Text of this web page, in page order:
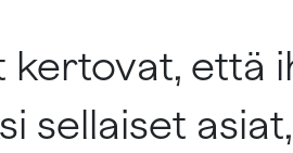
kertovat, että
sellaiset